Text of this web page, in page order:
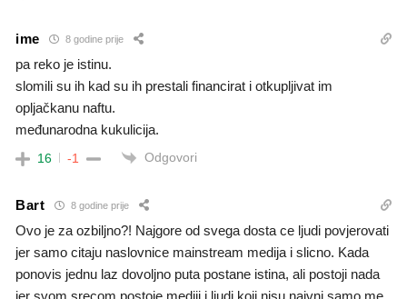
ime 8 godine prije
pa reko je istinu.
slomili su ih kad su ih prestali financirat i otkupljivat im
opljačkanu naftu.
međunarodna kukulicija.
16 -1 Odgovori
Bart 8 godine prije
Ovo je za ozbiljno?! Najgore od svega dosta ce ljudi povjerovati
jer samo citaju naslovnice mainstream medija i slicno. Kada
ponovis jednu laz dovoljno puta postane istina, ali postoji nada
jer svom srecom postoje mediji i ljudi koji nisu naivni samo me